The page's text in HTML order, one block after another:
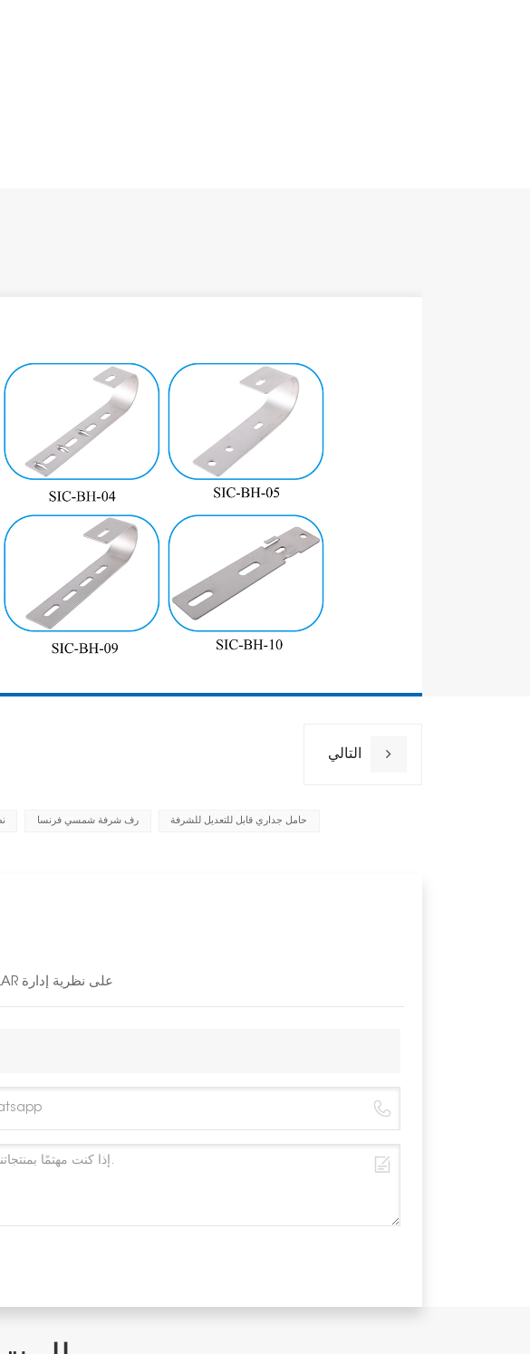
التالي
رف شرفة شمسي فرنسا حامل جداري قابل للتعديل للشرفة
مع فريق محترف من ذوي الخبرة في مجال الطاقة الشمسية لمدة 10 سنوات، تصر شركة SIC SOLAR على نظرية إدارة